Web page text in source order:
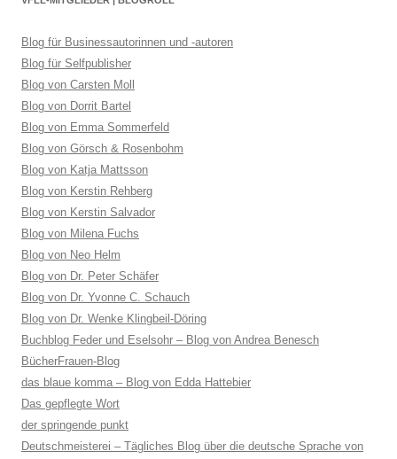
Blog für Businessautorinnen und -autoren
Blog für Selfpublisher
Blog von Carsten Moll
Blog von Dorrit Bartel
Blog von Emma Sommerfeld
Blog von Görsch & Rosenbohm
Blog von Katja Mattsson
Blog von Kerstin Rehberg
Blog von Kerstin Salvador
Blog von Milena Fuchs
Blog von Neo Helm
Blog von Dr. Peter Schäfer
Blog von Dr. Yvonne C. Schauch
Blog von Dr. Wenke Klingbeil-Döring
Buchblog Feder und Eselsohr – Blog von Andrea Benesch
BücherFrauen-Blog
das blaue komma – Blog von Edda Hattebier
Das gepflegte Wort
der springende punkt
Deutschmeisterei – Tägliches Blog über die deutsche Sprache von